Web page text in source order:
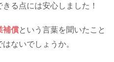
る点には安心しました！
補償という言葉を聞いたこと
ないでしょうか。